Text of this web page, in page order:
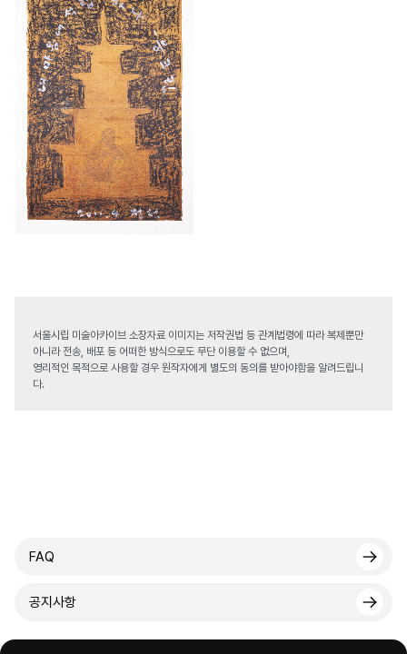
서울시립 미술아카이브 소장자료 이미지는 저작권법 등 관계법령에 따라 복제뿐만
아니라 전송, 배포 등 어떠한 방식으로도 무단 이용할 수 없으며,
영리적인 목적으로 사용할 경우 원작자에게 별도의 동의를 받아야함을 알려드립니
다.
FAQ
공지사항